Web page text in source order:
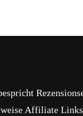
Affiliate